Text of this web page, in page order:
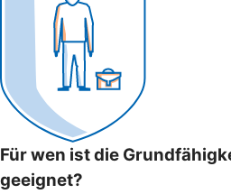
Für wen ist die
geeignet?